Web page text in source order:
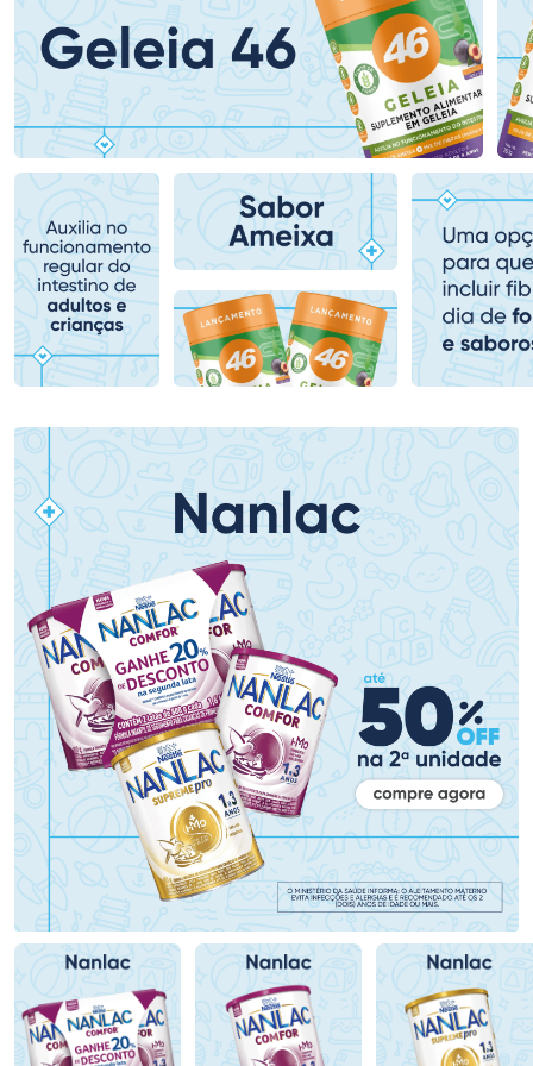
Ativar Desconto
Comprar sem Desconto
Por R$ 159,59/cada
Comprar sem Desconto
Por R$ 159,59/cada
Ativar Desconto
Comprar sem Desconto
Por R$ 61,99/cada
Comprar sem Desconto
Por R$ 61,99/cada